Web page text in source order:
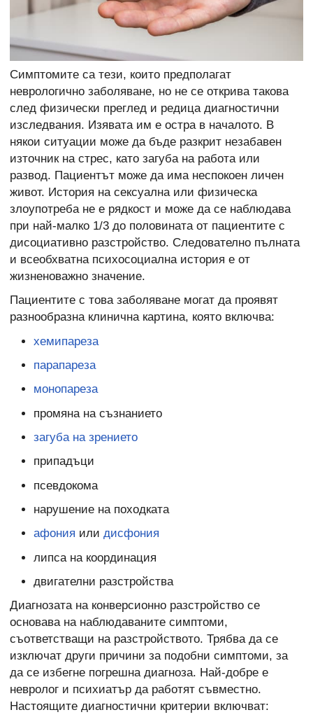
Симптомите са тези, които предполагат
неврологично заболяване, но не се открива такова
след физически преглед и редица диагностични
изследвания. Изявата им е остра в началото. В
някои ситуации може да бъде разкрит незабавен
източник на стрес, като загуба на работа или
развод. Пациентът може да има неспокоен личен
живот. История на сексуална или физическа
злоупотреба не е рядкост и може да се наблюдава
при най-малко 1/3 до половината от пациентите с
дисоциативно разстройство. Следователно пълната
и всеобхватна психосоциална история е от
жизненоважно значение.
Пациентите с това заболяване могат да проявят
разнообразна клинична картина, която включва:
хемипареза
парапареза
монопареза
промяна на съзнанието
загуба на зрението
припадъци
псевдокома
нарушение на походката
афония или дисфония
липса на координация
двигателни разстройства
Диагнозата на конверсионно разстройство се
основава на наблюдаваните симптоми,
съответстващи на разстройството. Трябва да се
изключат други причини за подобни симптоми, за
да се избегне погрешна диагноза. Най-добре е
невролог и психиатър да работят съвместно.
Настоящите диагностични критерии включват: